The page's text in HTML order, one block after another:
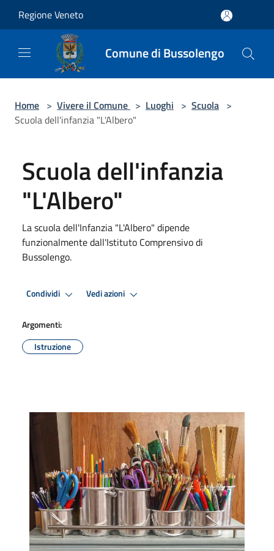
Regione Veneto
Comune di Bussolengo
Home > Vivere il Comune > Luoghi > Scuola >
Scuola dell'infanzia "L'Albero"
Scuola dell'infanzia
"L'Albero"
La scuola dell'Infanzia "L'Albero" dipende
funzionalmente dall'Istituto Comprensivo di
Bussolengo.
Condividi Vedi azioni
Argomenti:
Istruzione